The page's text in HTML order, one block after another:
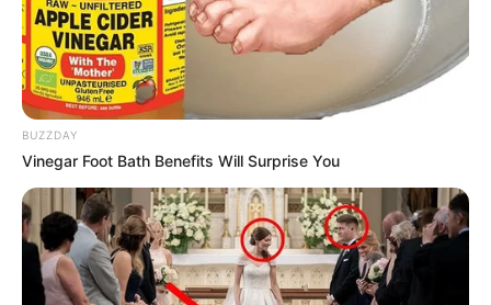
BUZZDAY
Vinegar Foot Bath Benefits Will Surprise You